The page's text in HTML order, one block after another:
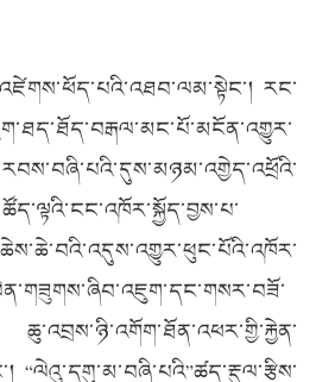
རང་
“ལེའུ་དགུ་མ་བཞི་པའི”ཚད་རྡུལ་རྩིས་